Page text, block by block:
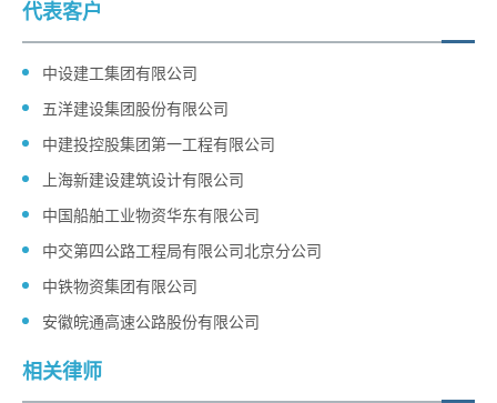
代表客户
中设建工集团有限公司
五洋建设集团股份有限公司
中建投控股集团第一工程有限公司
上海新建设建筑设计有限公司
中国船舶工业物资华东有限公司
中交第四公路工程局有限公司北京分公司
中铁物资集团有限公司
安徽皖通高速公路股份有限公司
相关律师